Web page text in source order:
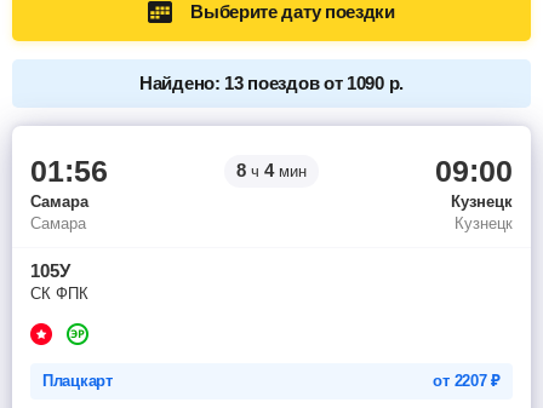
Выберите дату поездки
Найдено: 13 поездов от 1090 р.
01:56 8 ч 4мин 09:00
Самара
Кузнецк
Самара
Кузнецк
105У
СК ФПК
Плацкарт от 2207₽